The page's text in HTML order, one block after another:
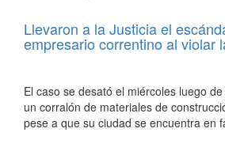
Llevaron a la Justicia el
empresario correntino al violar
El caso se desató el miércoles luego
un corralón de materiales de
pese a que su ciudad se encuentra en